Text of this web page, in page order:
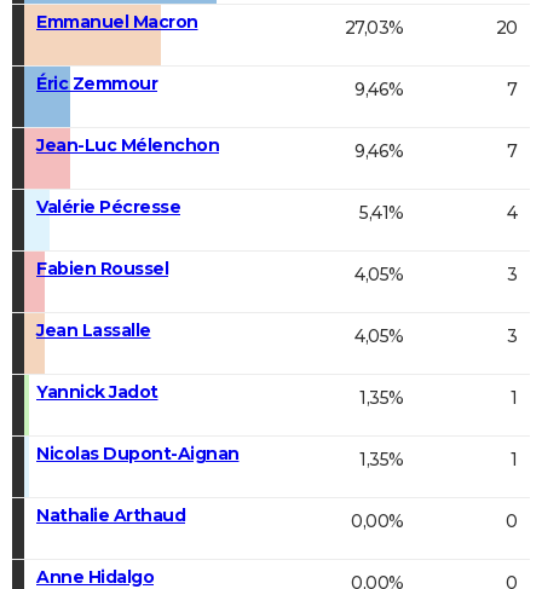
Emmanuel Macron 27,03% 20
Éric Zemmour 9,46% 7
Jean-Luc Mélenchon 9,46% 7
Valérie Pécresse 5,41% 4
Fabien Roussel 4,05% 3
Jean Lassalle 4,05% 3
Yannick Jadot 1,35% 1
Nicolas Dupont-Aignan 1,35% 1
Nathalie Arthaud 0,00% 0
Anne Hidalgo 0,00% 0